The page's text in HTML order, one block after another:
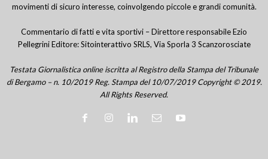
movimenti di sicuro interesse, coinvolgendo piccole e grandi comunità.
Commentario di fatti e vita sportivi – Direttore responsabile Ezio
Pellegrini Editore: Sitointerattivo SRLS, Via Sporla 3 Scanzorosciate
Testata Giornalistica online iscritta al Registro della Stampa del Tribunale
di Bergamo – n. 10/2019 Reg. Stampa del 10/07/2019 Copyright © 2019.
All Rights Reserved.